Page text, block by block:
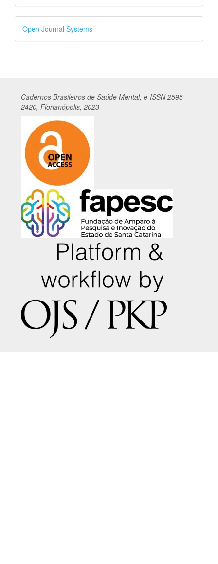
Desenvolvido
por
Open Journal Systems
Cadernos Brasileiros de Saúde Mental, e-ISSN 2595-
2420, Florianópolis, 2023